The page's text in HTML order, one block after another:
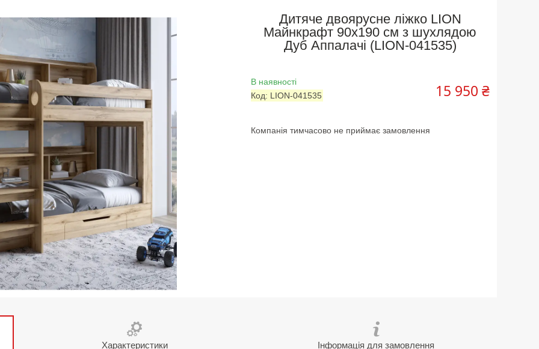
Дитяче двоярусне ліжко LION
Майнкрафт 90х190 см з шухлядою
Дуб Аппалачі (LION-041535)
В наявності
Код: LION-041535 15 950 ₴
Компанія тимчасово не приймає замовлення
Характеристики Інформація для замовлення